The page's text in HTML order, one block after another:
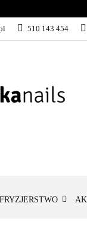
510 143 454
FRYZJERSTWO